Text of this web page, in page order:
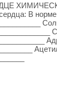
В норме